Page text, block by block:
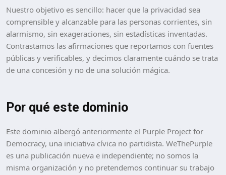
Nuestro objetivo es sencillo: hacer que la privacidad sea
comprensible y alcanzable para las personas corrientes, sin
alarmismo, sin exageraciones, sin estadísticas inventadas.
Contrastamos las afirmaciones que reportamos con fuentes
públicas y verificables, y decimos claramente cuándo se trata
de una concesión y no de una solución mágica.
Por qué este dominio
Este dominio albergó anteriormente el Purple Project for
Democracy, una iniciativa cívica no partidista. WeThePurple
es una publicación nueva e independiente; no somos la
misma organización y no pretendemos continuar su trabajo